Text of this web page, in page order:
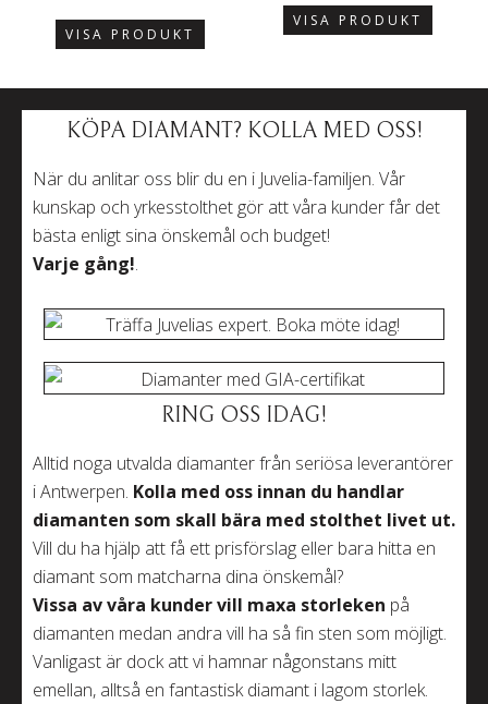
VISA PRODUKT
VISA PRODUKT
KÖPA DIAMANT? KOLLA MED OSS!
När du anlitar oss blir du en i Juvelia-familjen. Vår
kunskap och yrkesstolthet gör att våra kunder får det
bästa enligt sina önskemål och budget!
Varje gång!.
RING OSS IDAG!
Alltid noga utvalda diamanter från seriösa leverantörer
i Antwerpen. Kolla med oss innan du handlar
diamanten som skall bära med stolthet livet ut.
Vill du ha hjälp att få ett prisförslag eller bara hitta en
diamant som matcharna dina önskemål?
Vissa av våra kunder vill maxa storleken på
diamanten medan andra vill ha så fin sten som möjligt.
Vanligast är dock att vi hamnar någonstans mitt
emellan, alltså en fantastisk diamant i lagom storlek.